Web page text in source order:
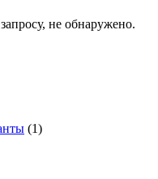
не обнаружено.
(1)